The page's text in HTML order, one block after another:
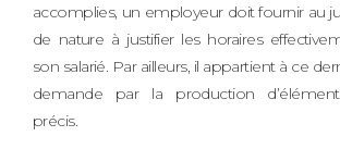
accomplies, un employeur doit fournir au
de nature à justifier les horaires
son salarié. Par ailleurs, il appartient à ce
demande par la production
précis.